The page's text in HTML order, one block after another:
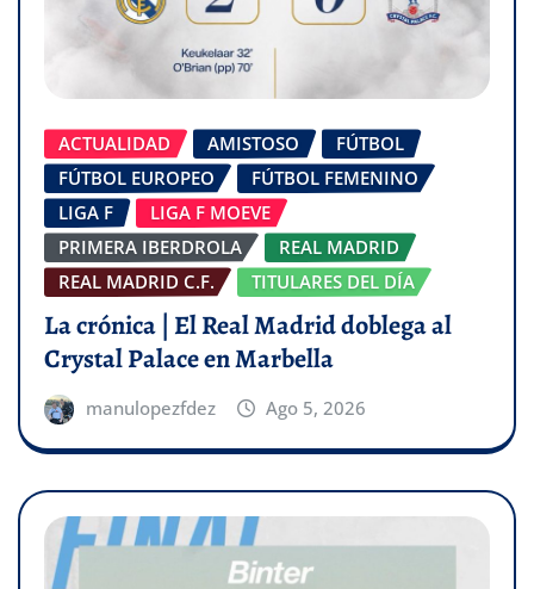
ACTUALIDAD AMISTOSO
FÚTBOL
FÚTBOL EUROPEO
FÚTBOL FEMENINO
LIGA F
LIGA F MOEVE
PRIMERA IBERDROLA
REAL MADRID
REAL MADRID C.F.
TITULARES DEL DÍA
La crónica | El Real Madrid doblega al
Crystal Palace en Marbella
manulopezfdez Ago 5, 2026